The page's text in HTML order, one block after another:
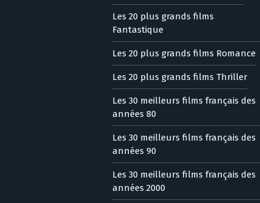
Les 20 plus grands films
Fantastique
Les 20 plus grands films Romance
Les 20 plus grands films Thriller
Les 30 meilleurs films français des
années 80
Les 30 meilleurs films français des
années 90
Les 30 meilleurs films français des
années 2000